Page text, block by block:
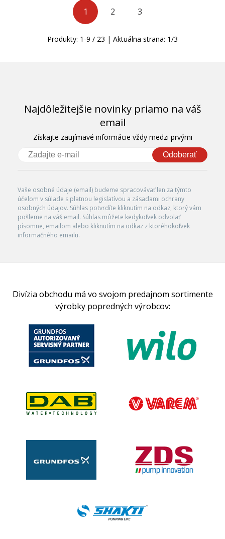
1 2 3
Produkty: 1 -9 / 23 | Aktuálna strana: 1/3
Najdôležitejšie novinky priamo na váš
email
Získajte zaujímavé informácie vždy medzi prvými
Odoberať
Vaše osobné údaje (email) budeme spracovávať len za týmto
účelom v súlade s platnou legislatívou a zásadami ochrany
osobných údajov. Súhlas potvrdíte kliknutím na odkaz, ktorý vám
pošleme na váš email. Súhlas môžete kedykoľvek odvolať
písomne, emailom alebo kliknutím na odkaz z ktoréhokoľvek
informačného emailu.
Divízia obchodu má vo svojom predajnom sortimente
výrobky popredných výrobcov: